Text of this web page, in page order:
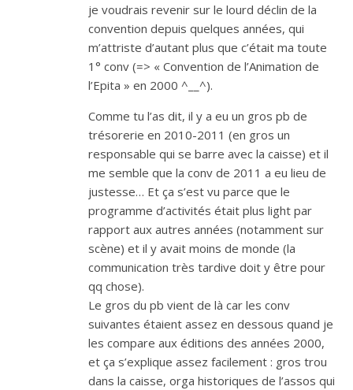
je voudrais revenir sur le lourd déclin de la
convention depuis quelques années, qui
m’attriste d’autant plus que c’était ma toute
1° conv (=> « Convention de l’Animation de
l’Epita » en 2000 ^__^).
Comme tu l’as dit, il y a eu un gros pb de
trésorerie en 2010-2011 (en gros un
responsable qui se barre avec la caisse) et il
me semble que la conv de 2011 a eu lieu de
justesse… Et ça s’est vu parce que le
programme d’activités était plus light par
rapport aux autres années (notamment sur
scène) et il y avait moins de monde (la
communication très tardive doit y être pour
qq chose).
Le gros du pb vient de là car les conv
suivantes étaient assez en dessous quand je
les compare aux éditions des années 2000,
et ça s’explique assez facilement : gros trou
dans la caisse, orga historiques de l’assos qui